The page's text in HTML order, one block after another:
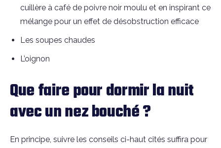
cuillère à café de poivre noir moulu et en inspirant ce
mélange pour un effet de désobstruction efficace
Les soupes chaudes
L’oignon
Que faire pour dormir la nuit
avec un nez bouché ?
En principe, suivre les conseils ci-haut cités suffira pour